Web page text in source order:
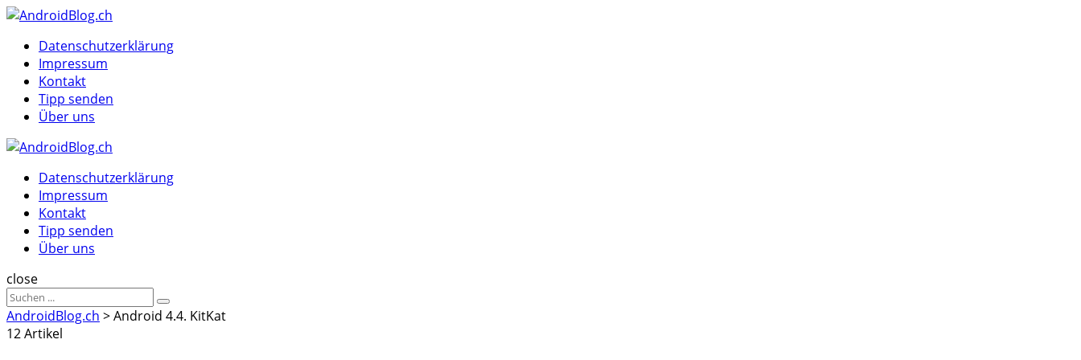
Menu
MenuDatenschutzerklärung
Impressum
Kontakt
Tipp senden
Über uns
Datenschutzerklärung
Impressum
Kontakt
Tipp senden
Über uns
Suche
close
Sucheergebnisse
für
Suche
AndroidBlog.ch >Android 4.4. KitKat
12 Artikel